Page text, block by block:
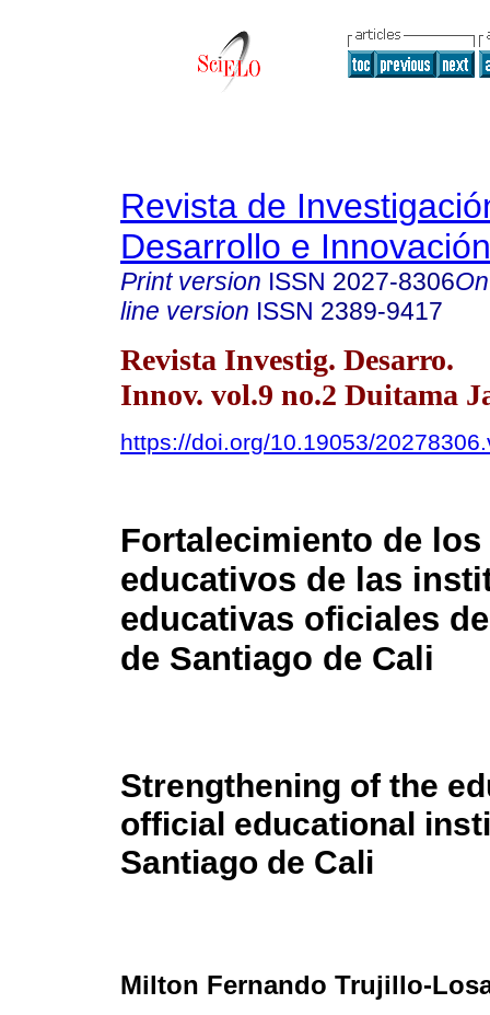
Revista de
Desarrollo e Innovación
Print version ISSN 2027-8306
line version ISSN 2389-9417
Revista Investig. Desarro.
Innov. vol.9 no.2 Duitama
https://doi.org/10.19053/
Fortalecimiento de
educativos de las
educativas oficiales
de Santiago de Cali
Strengthening of the
official educational
Santiago de Cali
Milton Fernando Trujillo-